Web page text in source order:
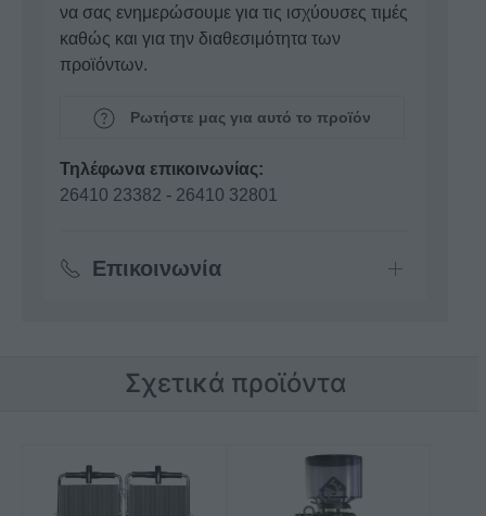
να σας ενημερώσουμε για τις ισχύουσες τιμές
καθώς και για την διαθεσιμότητα των
προϊόντων.
Ρωτήστε μας για αυτό το προϊόν
Τηλέφωνα επικοινωνίας:
26410 23382 - 26410 32801
Επικοινωνία
Σχετικά προϊόντα